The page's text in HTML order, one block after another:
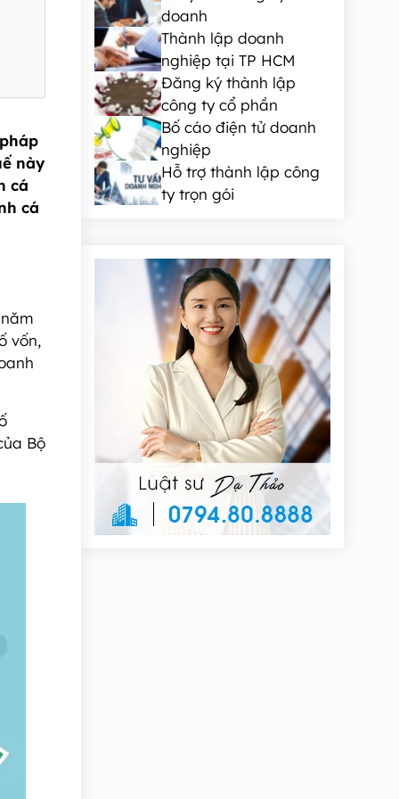
này
cá
cá
vốn,
Bộ
doanh
Thành lập doanh
nghiệp tại TP HCM
Đăng ký thành lập
công ty cổ phần
Bố cáo điện tử doanh
nghiệp
Hỗ trợ thành lập công
ty trọn gói